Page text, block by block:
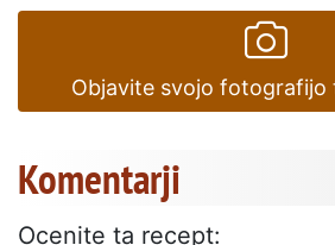
Objavite svojo fotografijo
Komentarji
Ocenite ta recept: